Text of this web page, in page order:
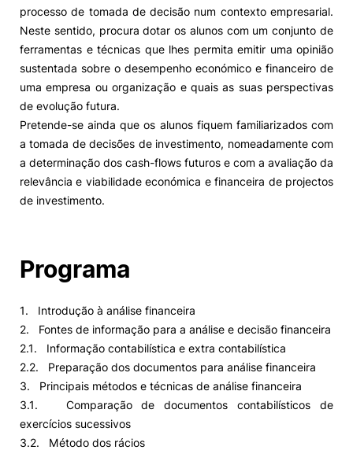
processo de tomada de decisão num contexto empresarial.
Neste sentido, procura dotar os alunos com um conjunto de
ferramentas e técnicas que lhes permita emitir uma opinião
sustentada sobre o desempenho económico e financeiro de
uma empresa ou organização e quais as suas perspectivas
de evolução futura.
Pretende-se ainda que os alunos fiquem familiarizados com
a tomada de decisões de investimento, nomeadamente com
a determinação dos cash-flows futuros e com a avaliação da
relevância e viabilidade económica e financeira de projectos
de investimento.
Programa
1. Introdução à análise financeira
2. Fontes de informação para a análise e decisão financeira
2.1. Informação contabilística e extra contabilística
2.2. Preparação dos documentos para análise financeira
3. Principais métodos e técnicas de análise financeira
3.1. Comparação de documentos contabilísticos de
exercícios sucessivos
3.2. Método dos rácios